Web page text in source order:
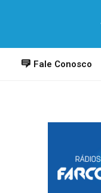
Fale Conosco